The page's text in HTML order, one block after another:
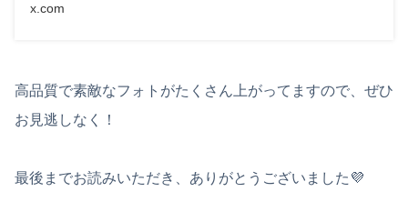
x.com
高品質で素敵なフォトがたくさん上がってますので、ぜひ
お見逃しなく！
最後までお読みいただき、ありがとうございました💜